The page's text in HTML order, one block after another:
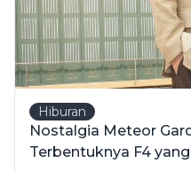
Hiburan
Nostalgia Meteor
Terbentuknya F4